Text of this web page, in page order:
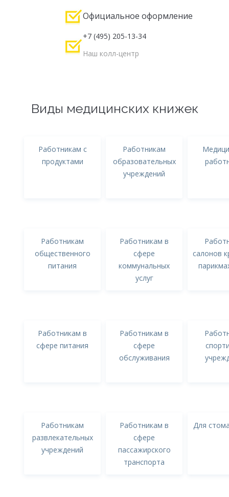
Официальное оформление
+7 (495) 205-13-34
Наш колл-центр
Виды медицинских книжек
Работникам с
продуктами
Работникам
общественного
питания
Работникам
образовательных
учреждений
Работникам в
сфере
коммунальных
услуг
салонов
Работникам в
сфере питания
Работникам
развлекательных
учреждений
Работникам в
сфере
обслуживания
Работникам в
сфере
пассажирского
транспорта
Для